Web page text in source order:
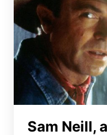
Sam Neill,